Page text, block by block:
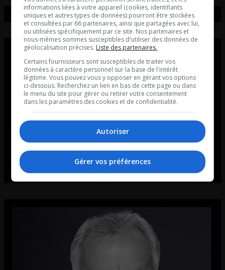
informations liées à votre appareil (cookies, identifiants
uniques et autres types de données) pourront être stockées
et consultées par 66 partenaires, ainsi que partagées avec lui,
ou utilisées spécifiquement par ce site. Nos partenaires et
nous-mêmes sommes susceptibles d'utiliser des données de
géolocalisation précises. Liste des partenaires.
Certains fournisseurs sont susceptibles de traiter vos
données à caractère personnel sur la base de l'intérêt
légitime. Vous pouvez vous y opposer en gérant vos options
ci-dessous. Recherchez un lien en bas de cette page ou dans
le menu du site pour gérer ou retirer votre consentement
dans les paramètres des cookies et de confidentialité.
Autoriser
Gérer vos préférences